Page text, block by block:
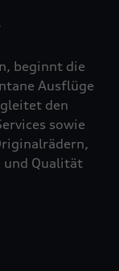
beginnt die
Ausflüge
den
sowie
und Qualität